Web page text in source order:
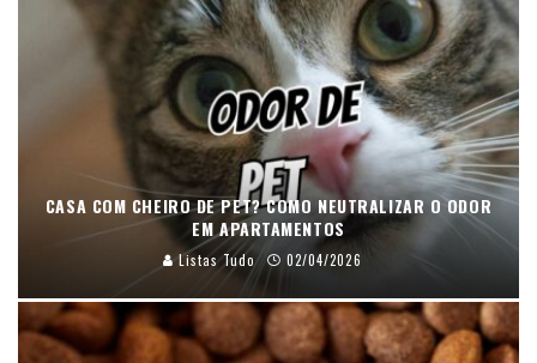
CASA COM CHEIRO DE PET? COMO NEUTRALIZAR O ODOR
EM APARTAMENTOS
Listas Tudo 02/04/2026